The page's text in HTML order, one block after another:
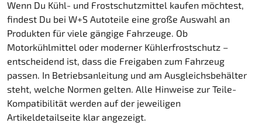
Wenn Du Kühl- und Frostschutzmittel kaufen möchtest,
findest Du bei W+S Autoteile eine große Auswahl an
Produkten für viele gängige Fahrzeuge. Ob
Motorkühlmittel oder moderner Kühlerfrostschutz –
entscheidend ist, dass die Freigaben zum Fahrzeug
passen. In Betriebsanleitung und am Ausgleichsbehälter
steht, welche Normen gelten. Alle Hinweise zur Teile-
Kompatibilität werden auf der jeweiligen
Artikeldetailseite klar angezeigt.